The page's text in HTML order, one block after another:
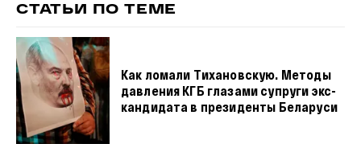
СТАТЬИ ПО ТЕМЕ
Как ломали Тихановскую. Методы
давления КГБ глазами супруги экс-
кандидата в президенты Беларуси